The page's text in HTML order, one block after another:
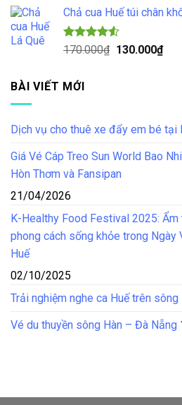
5 sao
là:
150.000₫.
tại
Chả cua Huế túi chân
Được xếp
4.50
170.000₫ Giá
130.000₫Giá
BÀI VIẾT MỚI
Dịch vụ cho thuê xe đẩy em bé tại
Giá Vé Cáp Treo Sun World Bao
Hòn Thơm và Fansipan
21/04/2026
K-Healthy Food Festival 2025: Ẩm
phong cách sống khỏe trong Ngày
Huế
02/10/2025
Trải nghiệm nghe ca Huế trên sông
Vé du thuyền sông Hàn – Đà Nẵng